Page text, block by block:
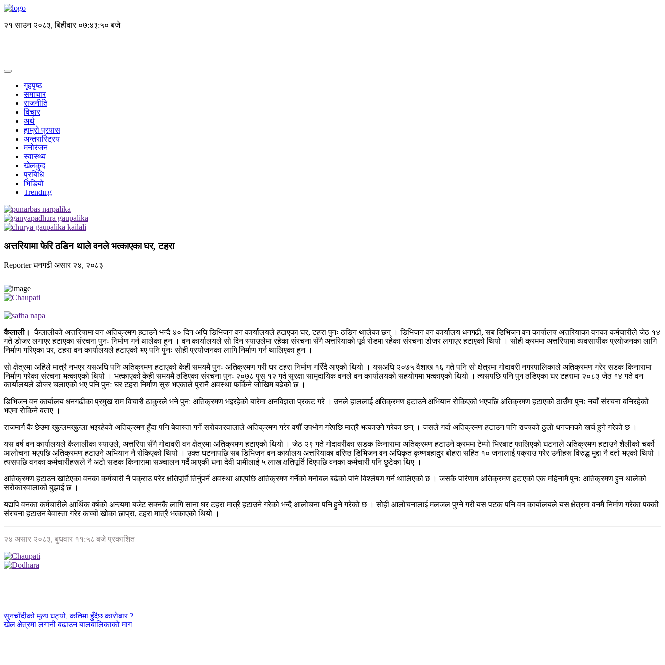
२१ साउन २०८३, बिहीवार ०७:४३:५१ बजे
गृहपृष्ठ
समाचार
राजनीति
विचार
अर्थ
हाम्रो प्रयास
अन्तरास्ट्रिय
मनोरंजन
स्वास्थ्य
खेलकुद
प्रबिधि
भिडियो
Trending
अत्तरियामा फेरि ठडिन थाले वनले भत्काएका घर, टहरा
Reporterधनगढी असार २४, २०८३
कैलाली। कैलालीको अत्तरियामा वन अतिक्रमण हटाउने भन्दै ४० दिन अघि डिभिजन वन कार्यालयले हटाएका घर, टहरा पुनः ठडिन थालेका छन् । डिभिजन वन कार्यालय धनगढी, सब डिभिजन वन कार्यालय अत्तरियाका वनका कर्मचारीले जेठ १४
गते डोजर लगाएर हटाएका संरचना पुनः निर्माण गर्न थालेका हुन । वन कार्यालयले सो दिन स्याउलेमा रहेका संरचना सँगै अत्तरियाको पूर्व रोडमा रहेका संरचना डोजर लगाएर हटाएको थियो । सोही क्रममा अत्तरियामा व्यवसायीक प्रयोजनका लागि
निर्माण गरिएका घर, टहरा वन कार्यालयले हटाएको भए पनि पुनः सोही प्रयोजनका लागि निर्माण गर्न थालिएका हुन ।
सो क्षेत्रमा अहिले मात्रै नभएर यसअघि पनि अतिक्रमण हटाएको केही समयमै पुनः अतिक्रमण गरी घर टहरा निर्माण गरिँदै आएको थियो । यसअघि २०७५ वैशाख १६ गते पनि सो क्षेत्रमा गोदावरी नगरपालिकाले अतिक्रमण गरेर सडक किनारामा
निर्माण गरेका संरचना भत्काएको थियो । भत्काएको केही समयमै ठडिएका संरचना पुनः २०७८ पुस १२ गते सुरक्षा सामुदायिक वनले वन कार्यालयको सहयोगमा भत्काएको थियो । त्यसपछि पनि पुन ठडिएका घर टहरामा २०८३ जेठ १४ गते वन
कार्यालयले डोजर चलाएको भए पनि पुनः घर टहरा निर्माण सुरु भएकाले पुरानै अवस्था फर्किने जोखिम बढेको छ ।
डिभिजन वन कार्यालय धनगढीका प्रमुख राम विचारी ठाकुरले भने पुनः अतिक्रमण भइरहेको बारेमा अनविज्ञता प्रकट गरे । उनले हाललाई अतिक्रमण हटाउने अभियान रोकिएको भएपछि अतिक्रमण हटाएको ठाउँमा पुनः नयाँ संरचना बनिरहेको
भएमा रोकिने बताए ।
राजमार्ग कै छेउमा खुल्लमखुल्ला भइरहेको अतिक्रमण हुँदा पनि बेवास्ता गर्ने सरोकारवालाले अतिक्रमण गरेर वर्षौँ उपभोग गरेपछि मात्रै भत्काउने गरेका छन् । जसले गर्दा अतिक्रमण हटाउन पनि राज्यको ठुलो धनजनको खर्च हुने गरेको छ ।
यस वर्ष वन कार्यालयले कैलालीका स्याउले, अत्तरिया सँगै गोदावरी वन क्षेत्रमा अतिक्रमण हटाएको थियो । जेठ २९ गते गोदावरीका सडक किनारामा अतिक्रमण हटाउने क्रममा टेम्पो भिरबाट फालिएको घटनाले अतिक्रमण हटाउने शैलीको चर्को
आलोचना भएपछि अतिक्रमण हटाउने अभियान नै रोकिएको थियो । उक्त घटनापछि सब डिभिजन वन कार्यालय अत्तरियाका वरिष्ठ डिभिजन वन अधिकृत कृष्णबहादुर बोहरा सहित १० जनालाई पक्राउ गरेर उनीहरू विरुद्ध मुद्दा नै दर्ता भएको थियो ।
त्यसपछि वनका कर्मचारीहरूले नै अटो सडक किनारामा सञ्चालन गर्दै आएकी धना देवी धामीलाई ५ लाख क्षतिपूर्ति दिएपछि वनका कर्मचारी पनि छुटेका थिए ।
अतिक्रमण हटाउन खटिएका वनका कर्मचारी नै पक्राउ परेर क्षतिपूर्ति तिर्नुपर्ने अवस्था आएपछि अतिक्रमण गर्नेको मनोबल बढेको पनि विश्लेषण गर्न थालिएको छ । जसकै परिणाम अतिक्रमण हटाएको एक महिनामै पुनः अतिक्रमण हुन थालेको
सरोकारवालाको बुझाई छ ।
यद्यपि वनका कर्मचारीले आर्थिक वर्षको अन्त्यमा बजेट सक्नकै लागि साना घर टहरा मात्रै हटाउने गरेको भन्दै आलोचना पनि हुने गरेको छ । सोही आलोचनालाई मलजल पुग्ने गरी यस पटक पनि वन कार्यालयले यस क्षेत्रमा वनमै निर्माण गरेका पक्की
संरचना हटाउन बेवास्ता गरेर कच्ची खोका छाप्रा, टहरा मात्रै भत्काएको थियो ।
२४ असार २०८३, बुधवार ११:५८ बजे प्रकाशित
सुनचाँदीको मूल्य घट्यो, कतिमा हुँदैछ कारोबार ?
खेल क्षेत्रमा लगानी बढाउन बालबालिकाको माग